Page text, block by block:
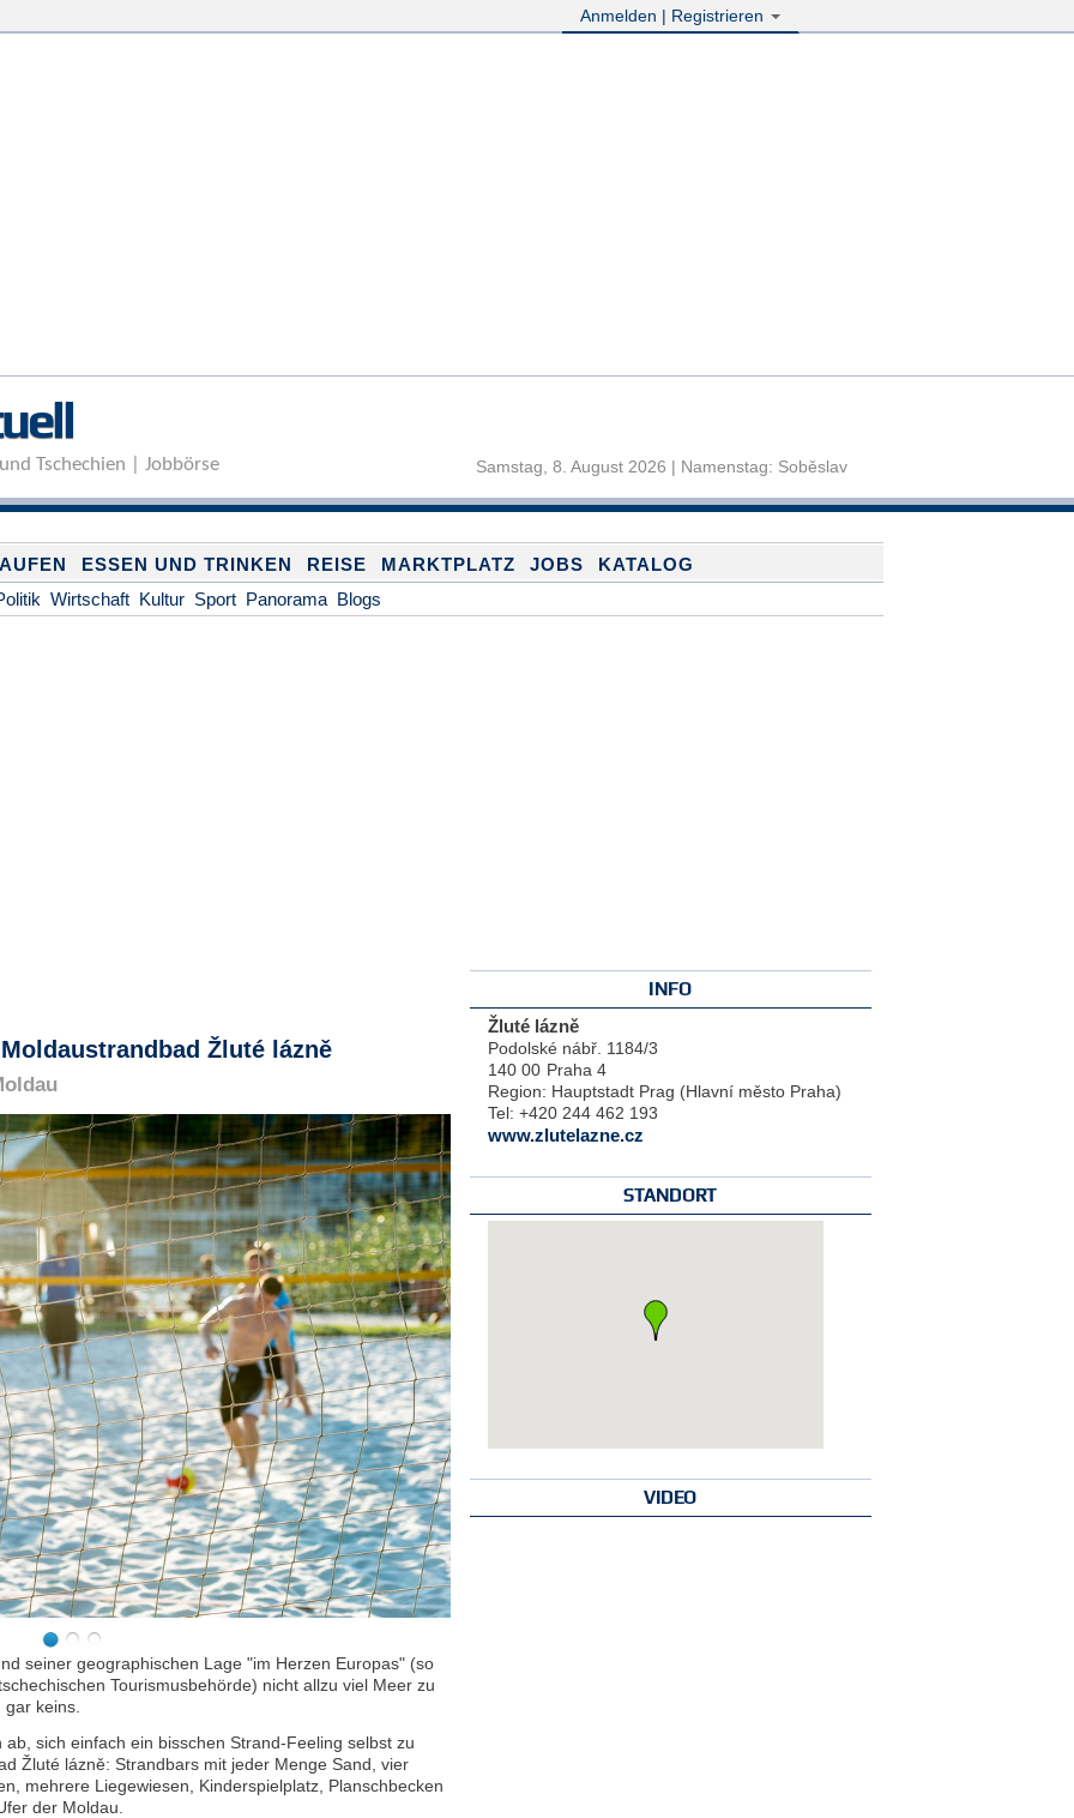
Anmelden | Registrieren
Tschechien | Jobbörse Samstag, 8. August 2026 | Namenstag: Soběslav
ESSEN UND TRINKEN REISE MARKTPLATZ JOBS
KATALOG
Wirtschaft Kultur Sport Panorama Blogs
Žluté lázně
seiner geographischen Lage "im Herzen Europas" (so
Tourismusbehörde) nicht allzu viel Meer zu
gar keins.
sich einfach ein bisschen Strand-Feeling selbst zu
Žluté lázně: Strandbars mit jeder Menge Sand, vier
mehrere Liegewiesen, Kinderspielplatz, Planschbecken
der Moldau.
INFO
Žluté lázně
Podolské nábř. 1184/3
140 00 Praha 4
Region: Hauptstadt Prag (Hlavní město Praha)
Tel: +420 244 462 193
www.zlutelazne.cz
STANDORT
VIDEO